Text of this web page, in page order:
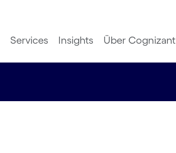
Services Insights Über Cognizant